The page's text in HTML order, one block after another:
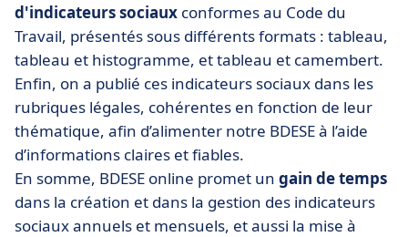
d'indicateurs sociaux conformes au Code du
Travail, présentés sous différents formats : tableau,
tableau et histogramme, et tableau et camembert.
Enfin, on a publié ces indicateurs sociaux dans les
rubriques légales, cohérentes en fonction de leur
thématique, afin d’alimenter notre BDESE à l’aide
d’informations claires et fiables.
En somme, BDESE online promet un gain de temps
dans la création et dans la gestion des indicateurs
sociaux annuels et mensuels, et aussi la mise à